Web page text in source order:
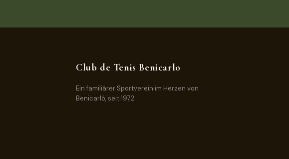
Club de Tenis Benicarlo
Ein familiärer Sportverein im Herzen von
Benicarló, seit 1972.